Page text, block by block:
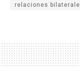
relaciones